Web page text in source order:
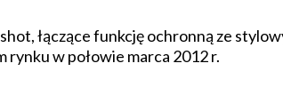
łączące funkcję ochronną ze
w połowie marca 2012 r.